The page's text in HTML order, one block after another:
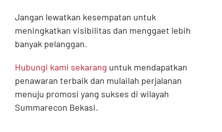
Jangan lewatkan kesempatan untuk
meningkatkan visibilitas dan menggaet lebih
banyak pelanggan.
Hubungi kami sekarang untuk mendapatkan
penawaran terbaik dan mulailah perjalanan
menuju promosi yang sukses di wilayah
Summarecon Bekasi.